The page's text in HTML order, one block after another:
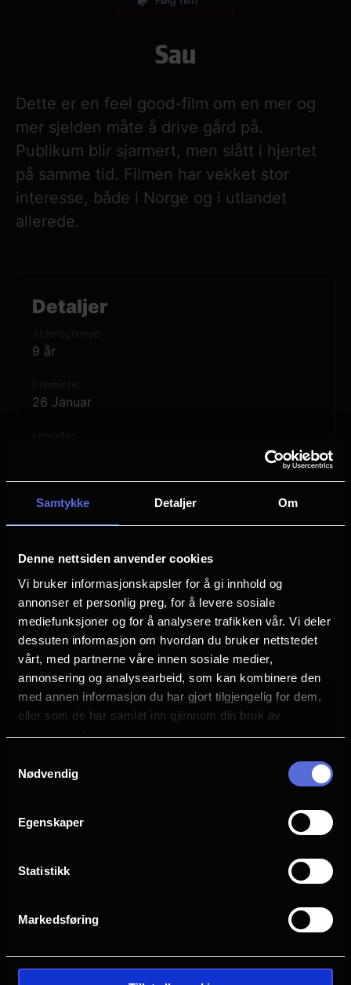
Samtykke Detaljer Om
Denne nettsiden anvender cookies
Vi bruker informasjonskapsler for å gi innhold og
annonser et personlig preg, for å levere sosiale
mediefunksjoner og for å analysere trafikken vår. Vi deler
dessuten informasjon om hvordan du bruker nettstedet
vårt, med partnerne våre innen sosiale medier,
annonsering og analysearbeid, som kan kombinere den
med annen informasjon du har gjort tilgjengelig for dem,
eller som de har samlet inn gjennom din bruk av
tjenestene deres.
Nødvendig
Egenskaper
Statistikk
Markedsføring
Detaljer
9 år
26 Januar
Regi
Rebekka Nystabakk
Norsk
Sjanger
Dokumentar
Distributør
Norsk Filmdistribusjon
Se mer
Sau
Dette er en feel good-film om en mer og
mer sjelden måte å drive gård på.
Publikum blir sjarmert, men slått i hjertet
på samme tid. Filmen har vekket stor
interesse, både i Norge og i utlandet
allerede.